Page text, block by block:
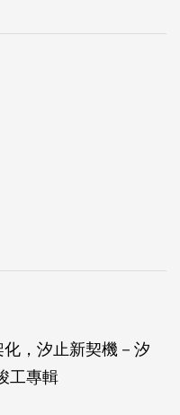
，汐止新契機－汐
工專輯